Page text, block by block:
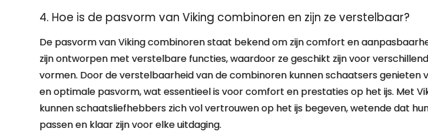
4. Hoe is de pasvorm van Viking combinoren en zijn ze verstelbaar?
De pasvorm van Viking combinoren staat bekend om zijn comfort en
zijn ontworpen met verstelbare functies, waardoor ze geschikt zijn voor
vormen. Door de verstelbaarheid van de combinoren kunnen schaatsers genieten
en optimale pasvorm, wat essentieel is voor comfort en prestaties op het ijs. Met
kunnen schaatsliefhebbers zich vol vertrouwen op het ijs begeven, wetende dat
passen en klaar zijn voor elke uitdaging.